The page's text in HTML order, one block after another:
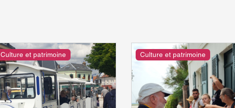
Culture et patrimoine Culture et patrimoine